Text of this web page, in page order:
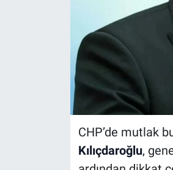
CHP’de mutlak
Kılıçdaroğlu,